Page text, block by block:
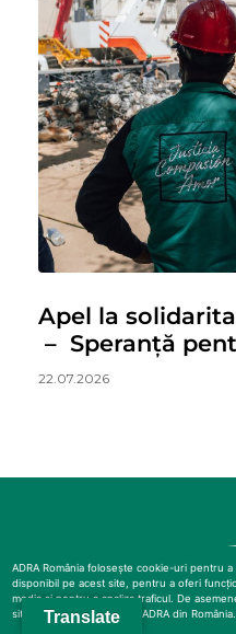
Apel la
– Speranță
22.07.2026
Translate
ADRA România folosește cookie-uri pentru
disponibil pe acest site, pentru a oferi
media și pentru a analiza traficul. De
site cu partenerii noștri ai ADRA din România.